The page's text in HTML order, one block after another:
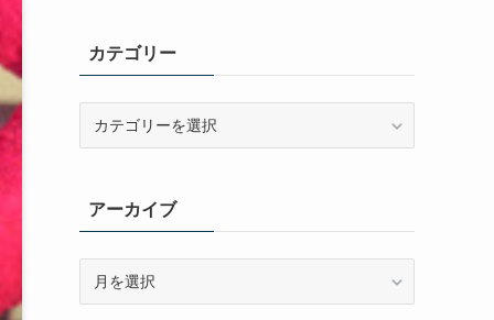
カテゴリー
ーアーカイブ